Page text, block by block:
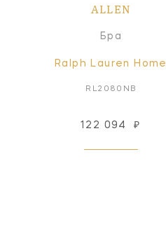
ALLEN
Бра
Ralph Lauren Home
RL2080NB
122 094 ₽